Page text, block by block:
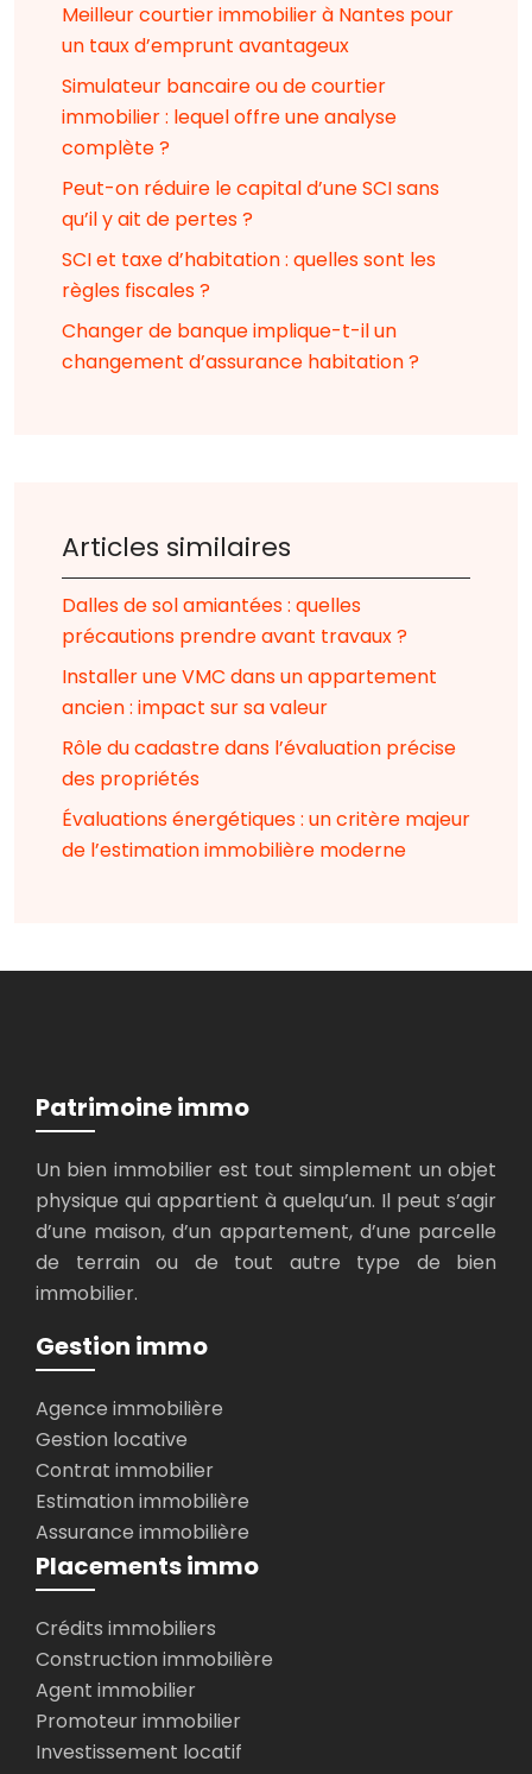
Meilleur courtier immobilier à Nantes pour
un taux d’emprunt avantageux
Simulateur bancaire ou de courtier
immobilier : lequel offre une analyse
complète ?
Peut-on réduire le capital d’une SCI sans
qu’il y ait de pertes ?
SCI et taxe d’habitation : quelles sont les
règles fiscales ?
Changer de banque implique-t-il un
changement d’assurance habitation ?
Articles similaires
Dalles de sol amiantées : quelles
précautions prendre avant travaux ?
Installer une VMC dans un appartement
ancien : impact sur sa valeur
Rôle du cadastre dans l’évaluation précise
des propriétés
Évaluations énergétiques : un critère majeur
de l’estimation immobilière moderne
Patrimoine immo
Un bien immobilier est tout simplement un objet
physique qui appartient à quelqu’un. Il peut s’agir
d’une maison, d’un appartement, d’une parcelle
de terrain ou de tout autre type de bien
immobilier.
Gestion immo
Agence immobilière
Gestion locative
Contrat immobilier
Estimation immobilière
Assurance immobilière
Placements immo
Crédits immobiliers
Construction immobilière
Agent immobilier
Promoteur immobilier
Investissement locatif